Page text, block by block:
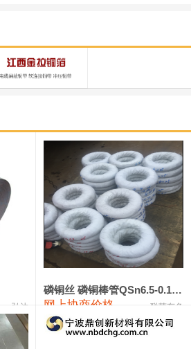
15,105 -70
331,000 -10,000
92,000 1,000
88,000 1,000
17,500 0
19,000 100
18,100 100
弘达
磷铜丝 磷铜棒管QSn6.5-0.1 7-0.2 8-0.3
网上协商价格 联荣有色